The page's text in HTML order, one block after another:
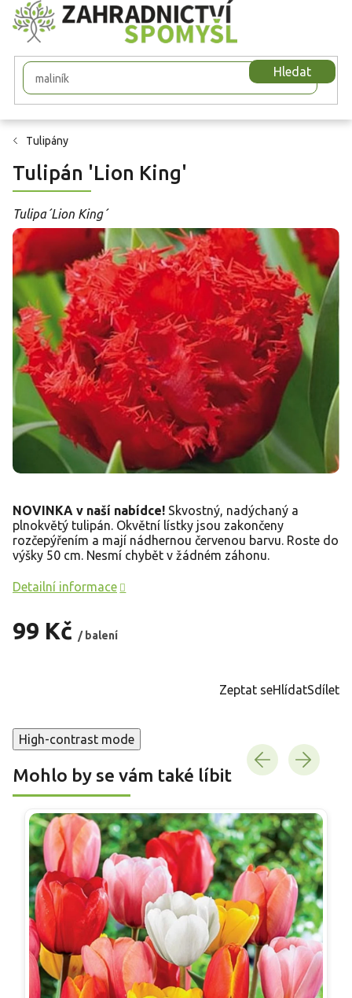
Přejít
na
obsah
Hledat
Tulipány
Tulipán 'Lion King'
Tulipa´Lion King´
99 Kč / balení
NOVINKA v naší nabídce! Skvostný, nadýchaný a
plnokvětý tulipán. Okvětní lístky jsou zakončeny
rozčepýřením a mají nádhernou červenou barvu. Roste do
výšky 50 cm. Nesmí chybět v žádném záhonu.
Detailní informace
Zeptat seHlídatSdílet
High-contrast mode
Mohlo by se vám také líbit